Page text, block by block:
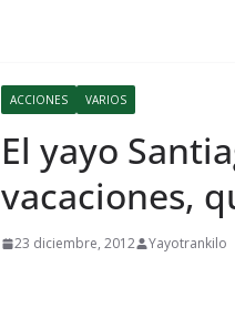
ACCIONES VARIOS
El yayo
vacaciones,
23 diciembre, 2012 Yayotrankilo